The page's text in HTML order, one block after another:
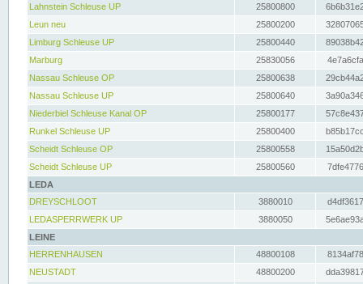
Lahnstein Schleuse UP
25800800
Leun neu
25800200
Limburg Schleuse UP
25800440
Marburg
25830056
Nassau Schleuse OP
25800638
Nassau Schleuse UP
25800640
Niederbiel Schleuse Kanal OP
25800177
Runkel Schleuse UP
25800400
Scheidt Schleuse OP
25800558
Scheidt Schleuse UP
25800560
LEDA
DREYSCHLOOT
3880010
LEDASPERRWERK UP
3880050
LEINE
HERRENHAUSEN
48800108
NEUSTADT
48800200